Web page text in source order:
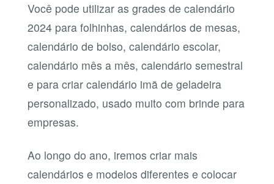
Você pode utilizar as grades de calendário
2024 para folhinhas, calendários de mesas,
calendário de bolso, calendário escolar,
calendário mês a mês, calendário semestral
e para criar calendário imã de geladeira
personalizado, usado muito com brinde para
empresas.
Ao longo do ano, iremos criar mais
calendários e modelos diferentes e colocar